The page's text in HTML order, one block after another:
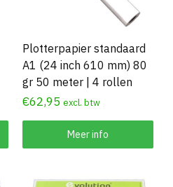
Plotterpapier standaard
A1 (24 inch 610 mm) 80
gr 50 meter | 4 rollen
€62,95 excl. btw
Meer info